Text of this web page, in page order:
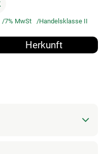
7% MwSt Handelsklasse II
Herkunft